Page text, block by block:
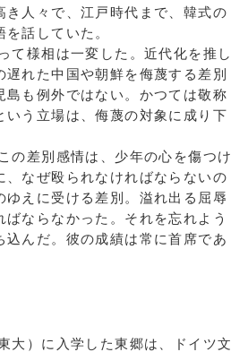
き人々で、江戸時代まで、韓式の
話していた。
様相は一変した。近代化を推し
れた中国や朝鮮を侮蔑する差別
島も例外ではない。かつては敬称
いう立場は、侮蔑の対象に成り下
差別感情は、少年の心を傷つけ
、なぜ殴られなければならないの
ゆえに受ける差別。溢れ出る屈辱
ならなかった。それを忘れよう
込んだ。彼の成績は常に首席であ
）に入学した東郷は、ドイツ文